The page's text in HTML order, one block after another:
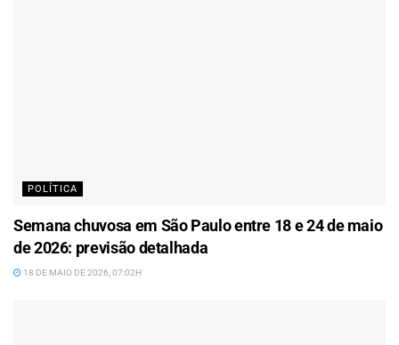
POLÍTICA
Semana chuvosa em São Paulo entre 18 e 24 de maio
de 2026: previsão detalhada
18 DE MAIO DE 2026, 07:02H